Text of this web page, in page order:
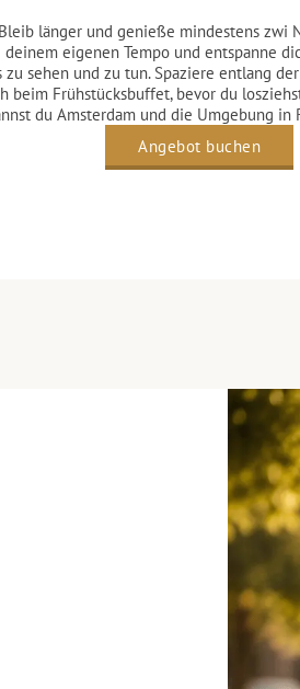
länger und genieße mindestens zwi
deinem eigenen Tempo und entspanne
sehen und zu tun. Spaziere entlang
beim Frühstücksbuffet, bevor du
du Amsterdam und die Umgebung
Angebot buchen